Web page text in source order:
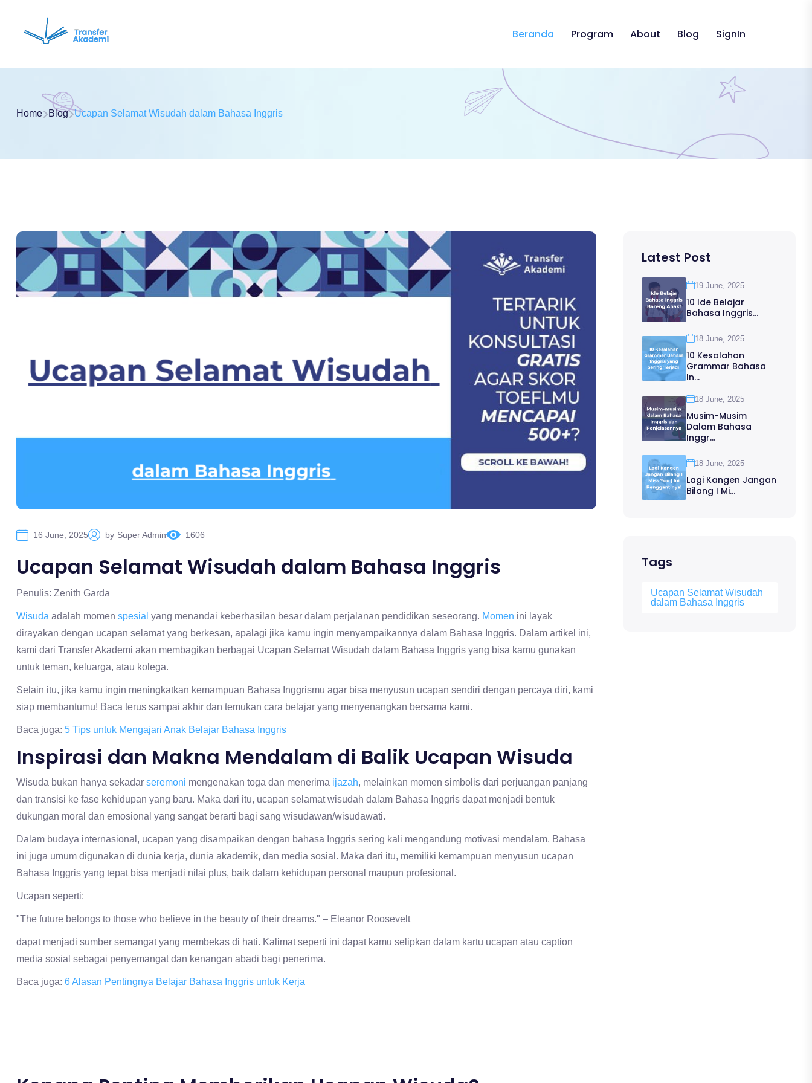
Beranda Program About Blog SignIn
Home Blog Ucapan Selamat Wisudah dalam Bahasa Inggris
16 June, 2025 by Super Admin 1606
Ucapan Selamat Wisudah dalam Bahasa Inggris
Penulis: Zenith Garda
Wisuda adalah momen spesial yang menandai keberhasilan besar dalam perjalanan pendidikan seseorang. Momen ini layak
dirayakan dengan ucapan selamat yang berkesan, apalagi jika kamu ingin menyampaikannya dalam Bahasa Inggris. Dalam artikel ini,
kami dari Transfer Akademi akan membagikan berbagai Ucapan Selamat Wisudah dalam Bahasa Inggris yang bisa kamu gunakan
untuk teman, keluarga, atau kolega.
Selain itu, jika kamu ingin meningkatkan kemampuan Bahasa Inggrismu agar bisa menyusun ucapan sendiri dengan percaya diri, kami
siap membantumu! Baca terus sampai akhir dan temukan cara belajar yang menyenangkan bersama kami.
Baca juga: 5 Tips untuk Mengajari Anak Belajar Bahasa Inggris
Inspirasi dan Makna Mendalam di Balik Ucapan Wisuda
Wisuda bukan hanya sekadar seremoni mengenakan toga dan menerima ijazah, melainkan momen simbolis dari perjuangan panjang
dan transisi ke fase kehidupan yang baru. Maka dari itu, ucapan selamat wisudah dalam Bahasa Inggris dapat menjadi bentuk
dukungan moral dan emosional yang sangat berarti bagi sang wisudawan/wisudawati.
Dalam budaya internasional, ucapan yang disampaikan dengan bahasa Inggris sering kali mengandung motivasi mendalam. Bahasa
ini juga umum digunakan di dunia kerja, dunia akademik, dan media sosial. Maka dari itu, memiliki kemampuan menyusun ucapan
Bahasa Inggris yang tepat bisa menjadi nilai plus, baik dalam kehidupan personal maupun profesional.
Ucapan seperti:
"The future belongs to those who believe in the beauty of their dreams." – Eleanor Roosevelt
dapat menjadi sumber semangat yang membekas di hati. Kalimat seperti ini dapat kamu selipkan dalam kartu ucapan atau caption
media sosial sebagai penyemangat dan kenangan abadi bagi penerima.
Baca juga: 6 Alasan Pentingnya Belajar Bahasa Inggris untuk Kerja
Latest Post
19 June, 2025
10 Ide Belajar
Bahasa Inggris...
18 June, 2025
10 Kesalahan
Grammar Bahasa
In...
18 June, 2025
Musim-Musim
Dalam Bahasa
Inggr...
18 June, 2025
Lagi Kangen Jangan
Bilang I Mi...
Tags
Ucapan Selamat Wisudah
dalam Bahasa Inggris